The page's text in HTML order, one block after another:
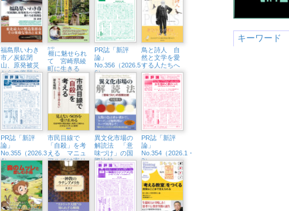
福島県いわき
市／炭鉱閉
山、原発被災
からの復興と
新たな産業創
造
榧
かや
に魅せられ
て 宮崎県綾
町に生きる
「現代の名
工」熊須健一
PR誌「新評
論」
No.356（2026.5・
6）
鳥と詩人 自
然と文学を愛
する人たちへ
PR誌「新評
論」
No.355（2026.3・
4）
市民目線で
「自殺」を考
える マニュ
アルでは寄り
添えない
異文化市場の
解読法 「意
味づけ」の国
際比較
PR誌「新評
論」
No.354（2026.1・
2）
キーワード